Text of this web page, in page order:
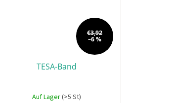
€3,92
–6 %
TESA-Band
Auf Lager(>5 St)